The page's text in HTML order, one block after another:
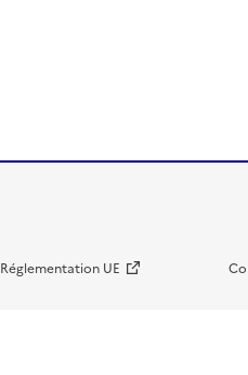
Réglementation UE